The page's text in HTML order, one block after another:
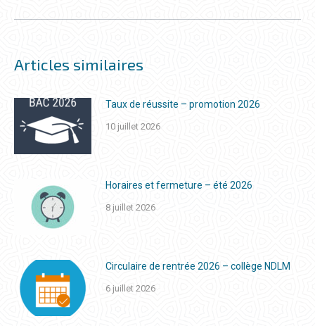
Articles similaires
Taux de réussite – promotion 2026
10 juillet 2026
Horaires et fermeture – été 2026
8 juillet 2026
Circulaire de rentrée 2026 – collège NDLM
6 juillet 2026